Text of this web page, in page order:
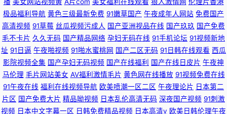
极品福利导航 黄色三级最新免费 91嫩草国产 午夜成年人网站 免费国产
高清视频 91草莓 丝瓜视频污成人 国产亚洲视品在线 国产玖玖 国产免费
毛不卡片 久久无码 国产精品网络 孕妇无码在线 91手机论坛 91视频新地
址 91日逼 午夜啪视频 91啪水蜜桃网 国产二区无码 91日韩在线观看 西瓜
影院视频全集 国产孕妇无码视频 国产在线福利 国产在线日皮片 午夜神
马伦理 毛片网站美女 AV福利激情毛片 黄色网在线播放 91视频免费在线
91午夜在线 福利在线视频导航 欧美喷潮一区二区 午夜理论片 日本第二
片区 国产免费大片 精品呦视频 日本乱伦高清无码 深夜国产视频 91刺激
视频 日本中文字幕一区 日韩免费精品视频 日本高清v 欧美日韩伦理午夜